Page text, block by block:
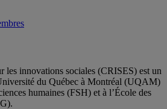
les innovations sociales (CRISES) est un
du Québec à Montréal (UQAM)
humaines (FSH) et à l’École des